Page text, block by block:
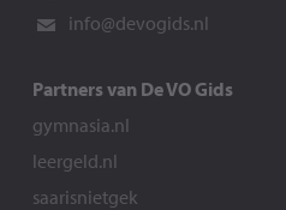
info@devogids.nl
Partners van De VO Gids
gymnasia.nl
leergeld.nl
saarisnietgek